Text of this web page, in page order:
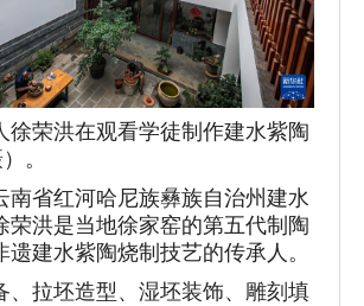
荣洪在观看学徒制作建水紫陶
。
省红河哈尼族彝族自治州建水
荣洪是当地徐家窑的第五代制陶
遗建水紫陶烧制技艺的传承人。
拉坯造型、湿坯装饰、雕刻填